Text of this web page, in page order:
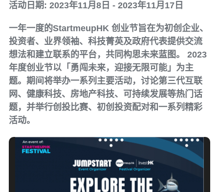
活动日期: 2023年11月8日 - 2023年11月17日
一年一度的StartmeupHK 创业节旨在为初创企业、
投资者、业界领袖、科技菁英及政府代表提供交流
想法和建立联系的平台，共同构思未来蓝图。 2023
年度创业节以「勇闯未来，迎接无限可能」为主
题。期间将举办一系列主要活动，讨论第三代互联
网、健康科技、房地产科技、可持续发展等热门话
题，并举行创投比赛、初创投资配对和一系列精彩
活动。